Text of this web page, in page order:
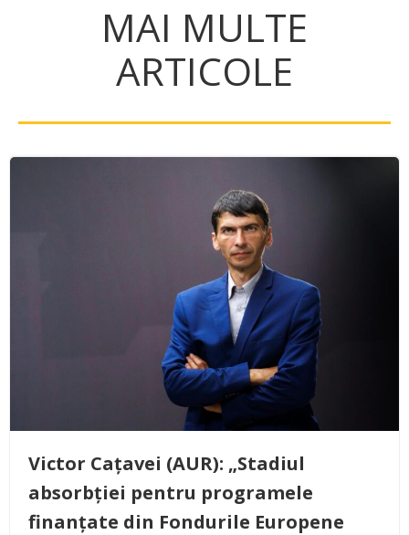
MAI MULTE
ARTICOLE
Victor Cațavei (AUR): „Stadiul
absorbției pentru programele
finanțate din Fondurile Europene